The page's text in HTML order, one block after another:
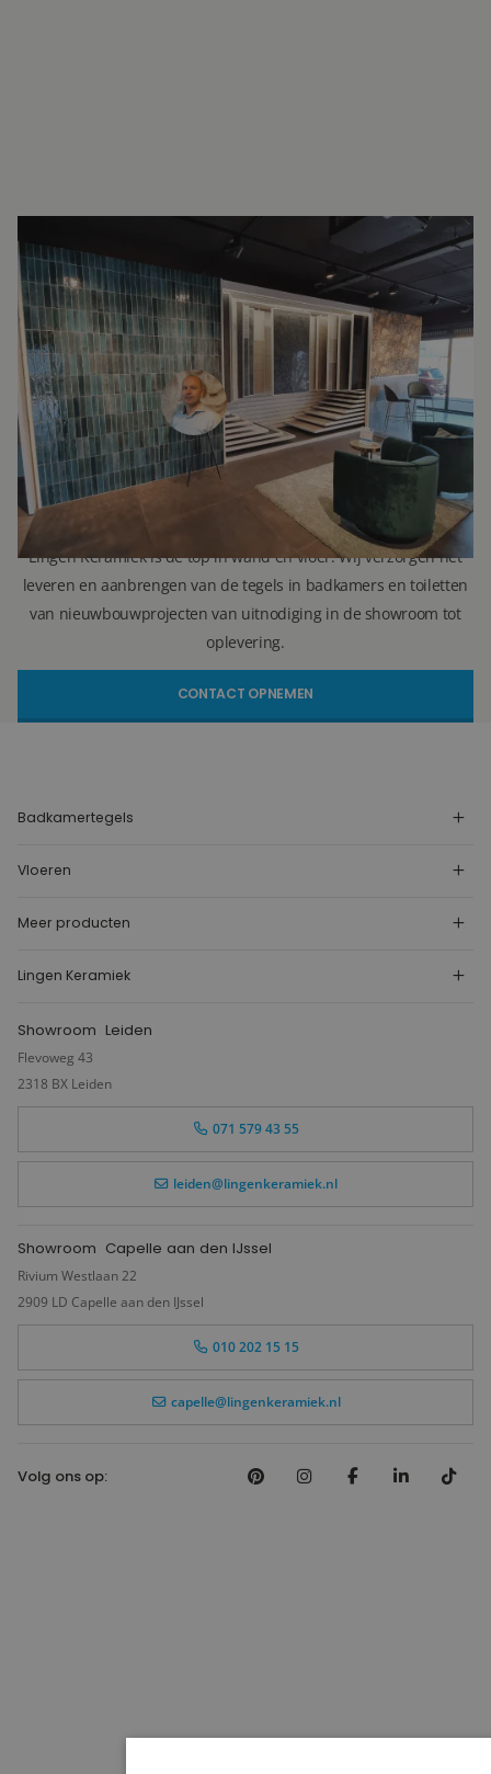
INTERESSE? NEEM VOOR MEER INFORMATIE
CONTACT OP.
Ron Vellekoop
Directeur
071 579 43 55
(Leiden)
010 202 15 15
(Capelle aan den IJssel)
r.vellekoop@lingenkeramiek.nl
Lingen Keramiek is de top in wand en vloer. Wij verzorgen het
leveren en aanbrengen van de tegels in badkamers en toiletten
van nieuwbouwprojecten van uitnodiging in de showroom tot
oplevering.
CONTACT OPNEMEN
Badkamertegels
Vloeren
Meer producten
Lingen Keramiek
Showroom Leiden
Flevoweg 43
2318 BX Leiden
071 579 43 55
leiden@lingenkeramiek.nl
Showroom Capelle aan den IJssel
Rivium Westlaan 22
2909 LD Capelle aan den IJssel
010 202 15 15
capelle@lingenkeramiek.nl
Volg ons op: